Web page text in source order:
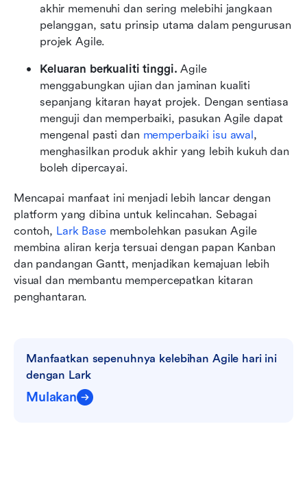
akhir memenuhi dan sering melebihi jangkaan
pelanggan, satu prinsip utama dalam pengurusan
projek Agile.
Keluaran berkualiti tinggi. Agile
menggabungkan ujian dan jaminan kualiti
sepanjang kitaran hayat projek. Dengan sentiasa
menguji dan memperbaiki, pasukan Agile dapat
mengenal pasti dan memperbaiki isu awal,
menghasilkan produk akhir yang lebih kukuh dan
boleh dipercayai.
Mencapai manfaat ini menjadi lebih lancar dengan
platform yang dibina untuk kelincahan. Sebagai
contoh, Lark Base membolehkan pasukan Agile
membina aliran kerja tersuai dengan papan Kanban
dan pandangan Gantt, menjadikan kemajuan lebih
visual dan membantu mempercepatkan kitaran
penghantaran.
Manfaatkan sepenuhnya kelebihan Agile hari ini
dengan Lark
Mulakan